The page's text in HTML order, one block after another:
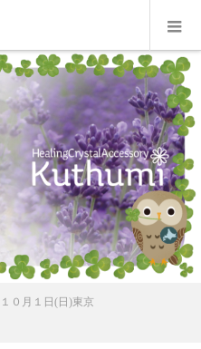
１０月１日(日)東京